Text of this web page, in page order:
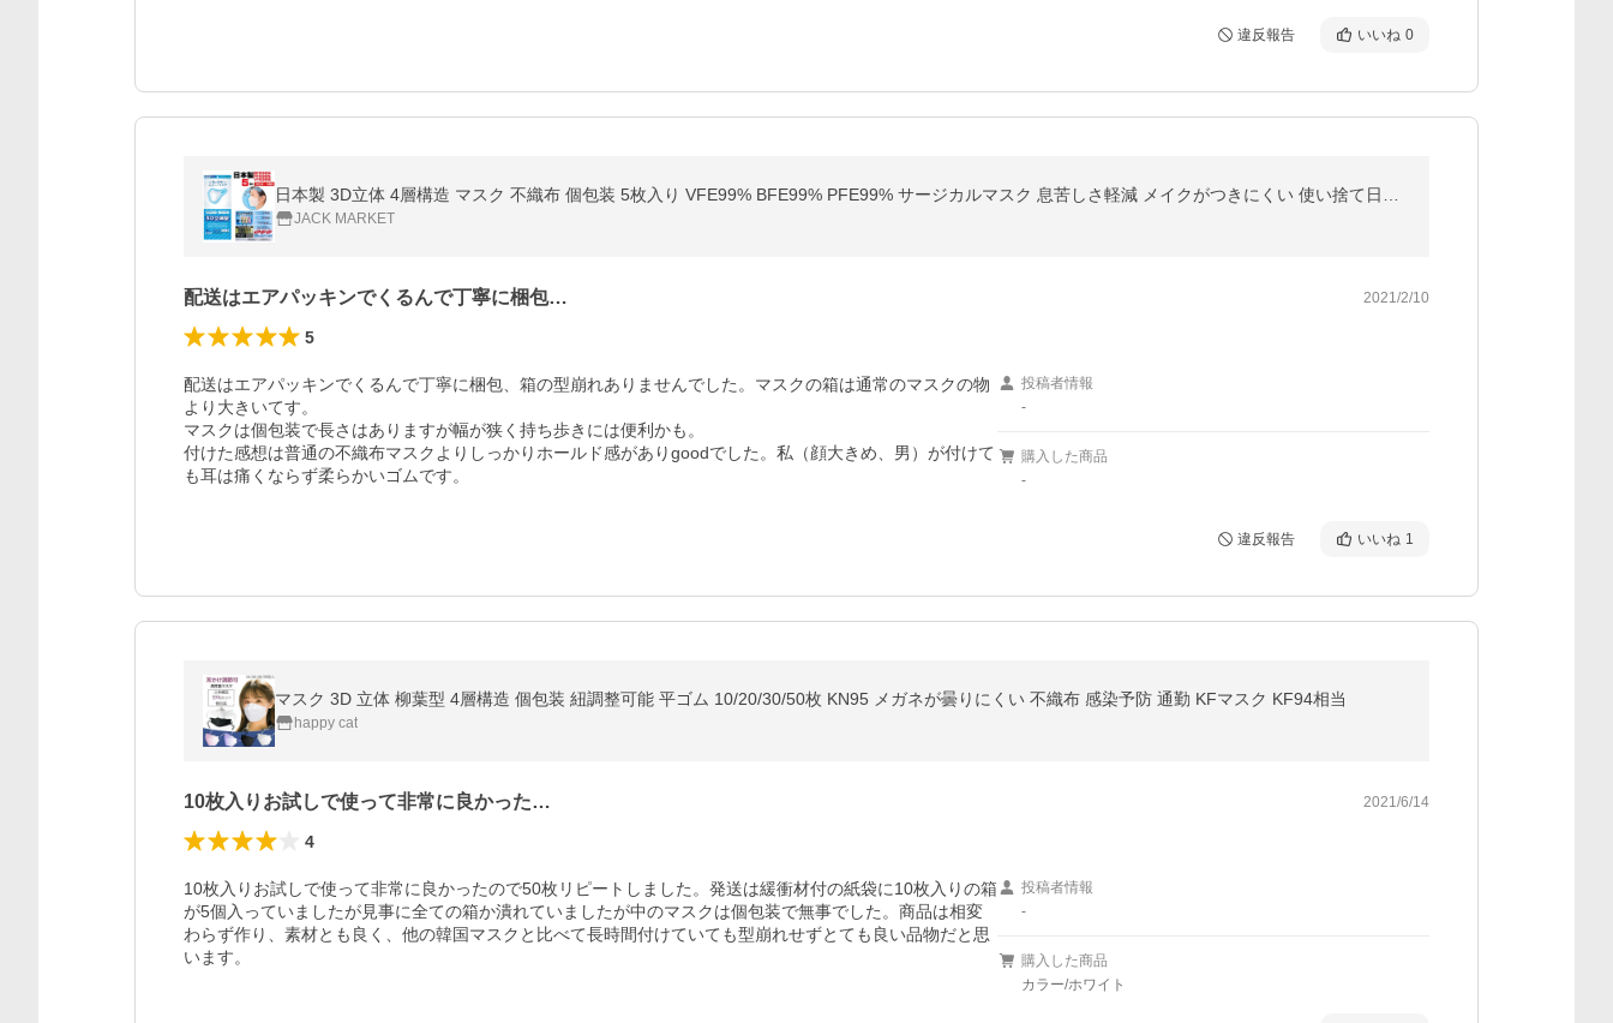
違反報告 いいね 0
JACK MARKET
配送はエアパッキンでくるんで丁寧に梱包… 2021/2/10
5
配送はエアパッキンでくるんで丁寧に梱包、箱の型崩れありませんでした。マスクの箱は通常のマスクの物
より大きいてす。
マスクは個包装で長さはありますが幅が狭く持ち歩きには便利かも。
付けた感想は普通の不織布マスクよりしっかりホールド感がありgoodでした。私（顔大きめ、男）が付けて
も耳は痛くならず柔らかいゴムです。
投稿者情報
-
購入した商品
-
違反報告 いいね 1
マスク 3D 立体 柳葉型 4層構造 個包装 紐調整可能 平ゴム 10/20/30/50枚 KN95 メガネが曇りにくい 不織布 感染予防 通勤 KFマスク KF94相当
happy cat
10枚入りお試しで使って非常に良かった… 2021/6/14
4
10枚入りお試しで使って非常に良かったので50枚リピートしました。発送は緩衝材付の紙袋に10枚入りの箱
が5個入っていましたが見事に全ての箱か潰れていましたが中のマスクは個包装で無事でした。商品は相変
わらず作り、素材とも良く、他の韓国マスクと比べて長時間付けていても型崩れせずとても良い品物だと思
います。
投稿者情報
-
購入した商品
カラー/ホワイト